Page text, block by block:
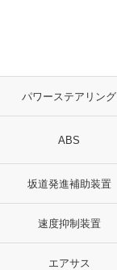
パワーステアリング
ABS
坂道発進補助装置
速度抑制装置
エアサス